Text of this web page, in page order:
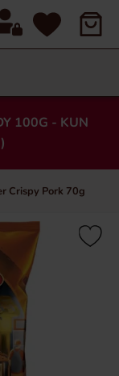
100G - KUN
Crispy Pork 70g
×